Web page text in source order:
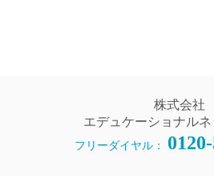
株式会社
エデュケーショナルネ
フリーダイヤル：